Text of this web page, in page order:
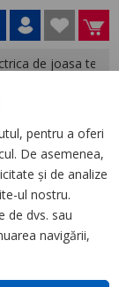
de joasa
4P,
pentru a oferi
De asemenea,
și de analize
ul nostru.
de dvs. sau
navigării,